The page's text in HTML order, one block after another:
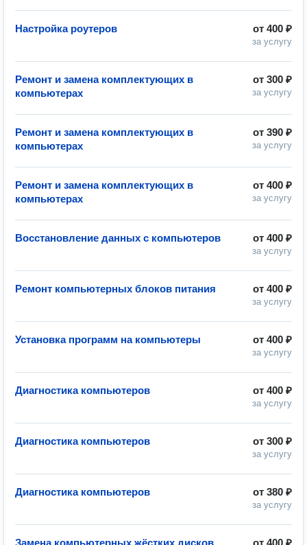
от 400 ₽
за услугу
Настройка роутеров
от 300 ₽
за услугу
Ремонт и замена комплектующих в
компьютерах
от 390 ₽
за услугу
Ремонт и замена комплектующих в
компьютерах
от 400 ₽
за услугу
Ремонт и замена комплектующих в
компьютерах
от 400 ₽
за услугу
Восстановление данных с компьютеров
от 400 ₽
за услугу
Ремонт компьютерных блоков питания
от 400 ₽
за услугу
Установка программ на компьютеры
от 400 ₽
за услугу
Диагностика компьютеров
от 300 ₽
за услугу
Диагностика компьютеров
от 380 ₽
за услугу
Диагностика компьютеров
от 400 ₽
Замена компьютерных жёстких дисков